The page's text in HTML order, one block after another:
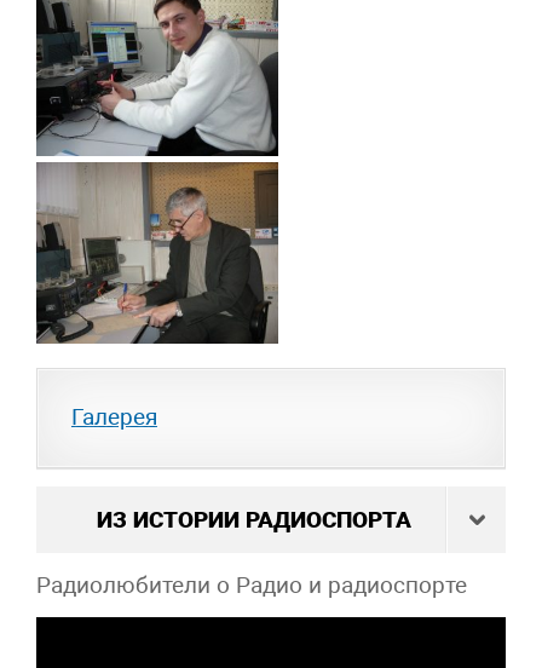
Галерея
ИЗ ИСТОРИИ РАДИОСПОРТА
Радиолюбители о Радио и радиоспорте